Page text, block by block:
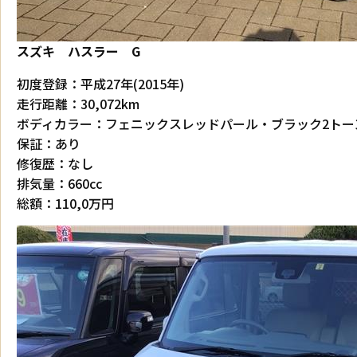
スズキ ハスラー G
初度登録：平成27年(2015年)
走行距離：30,072km
ボディカラー：フェニックスレッドパール・ブラック2ト
保証：あり
修復歴：なし
排気量：660cc
総額：110,0万円